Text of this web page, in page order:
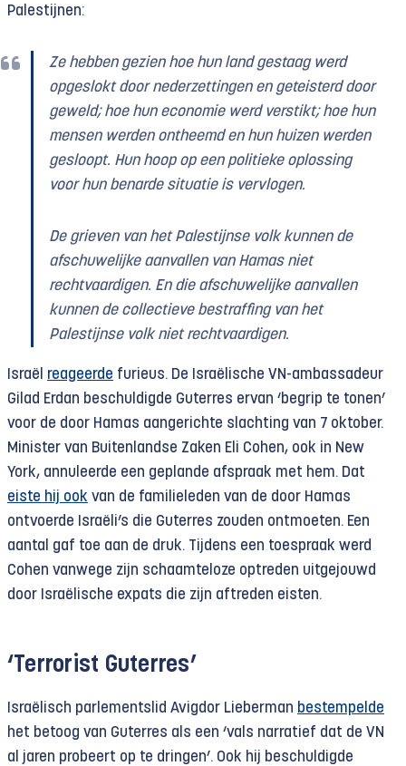
Palestijnen:
Ze hebben gezien hoe hun land gestaag werd
opgeslokt door nederzettingen en geteisterd door
geweld; hoe hun economie werd verstikt; hoe hun
mensen werden ontheemd en hun huizen werden
gesloopt. Hun hoop op een politieke oplossing
voor hun benarde situatie is vervlogen.
De grieven van het Palestijnse volk kunnen de
afschuwelijke aanvallen van Hamas niet
rechtvaardigen. En die afschuwelijke aanvallen
kunnen de collectieve bestraffing van het
Palestijnse volk niet rechtvaardigen.
Israël reageerde furieus. De Israëlische VN-ambassadeur
Gilad Erdan beschuldigde Guterres ervan ‘begrip te tonen’
voor de door Hamas aangerichte slachting van 7 oktober.
Minister van Buitenlandse Zaken Eli Cohen, ook in New
York, annuleerde een geplande afspraak met hem. Dat
eiste hij ook van de familieleden van de door Hamas
ontvoerde Israëli’s die Guterres zouden ontmoeten. Een
aantal gaf toe aan de druk. Tijdens een toespraak werd
Cohen vanwege zijn schaamteloze optreden uitgejouwd
door Israëlische expats die zijn aftreden eisten.
‘Terrorist Guterres’
Israëlisch parlementslid Avigdor Lieberman bestempelde
het betoog van Guterres als een ‘vals narratief dat de VN
al jaren probeert op te dringen’. Ook hij beschuldigde